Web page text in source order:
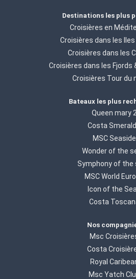
Destinations les plus
Croisières en
Croisières dans les
Croisières dans les
Croisières dans les Fjords
Croisières Tour du
Bateaux les plus
Queen mary 2
Costa
MSC Seaside
Wonder of the
Symphony of the
MSC World
Icon of the
Costa
Nos
Msc
Costa
Royal
Msc Yatch